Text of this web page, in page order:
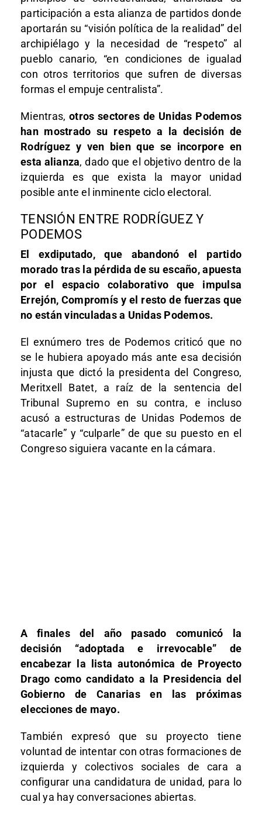
participación a esta alianza de partidos donde
aportarán su “visión política de la realidad” del
archipiélago y la necesidad de “respeto” al
pueblo canario, “en condiciones de igualad
con otros territorios que sufren de diversas
formas el empuje centralista”.
Mientras, otros sectores de Unidas Podemos
han mostrado su respeto a la decisión de
Rodríguez y ven bien que se incorpore en
esta alianza, dado que el objetivo dentro de la
izquierda es que exista la mayor unidad
posible ante el inminente ciclo electoral.
TENSIÓN ENTRE RODRÍGUEZ Y
PODEMOS
El exdiputado, que abandonó el partido
morado tras la pérdida de su escaño, apuesta
por el espacio colaborativo que impulsa
Errejón, Compromís y el resto de fuerzas que
no están vinculadas a Unidas Podemos.
El exnúmero tres de Podemos criticó que no
se le hubiera apoyado más ante esa decisión
injusta que dictó la presidenta del Congreso,
Meritxell Batet, a raíz de la sentencia del
Tribunal Supremo en su contra, e incluso
acusó a estructuras de Unidas Podemos de
“atacarle” y “culparle” de que su puesto en el
Congreso siguiera vacante en la cámara.
A finales del año pasado comunicó la
decisión “adoptada e irrevocable” de
encabezar la lista autonómica de Proyecto
Drago como candidato a la Presidencia del
Gobierno de Canarias en las próximas
elecciones de mayo.
También expresó que su proyecto tiene
voluntad de intentar con otras formaciones de
izquierda y colectivos sociales de cara a
configurar una candidatura de unidad, para lo
cual ya hay conversaciones abiertas.